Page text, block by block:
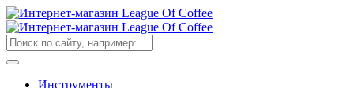
Инструменты